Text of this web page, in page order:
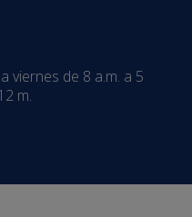
viernes de 8 a.m. a 5
m.